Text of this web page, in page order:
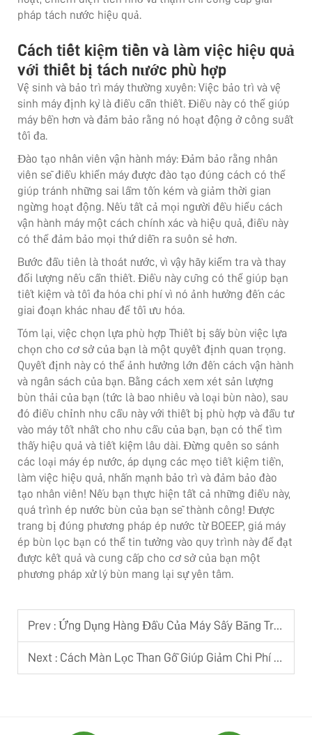
pháp tách nước hiệu quả.
Cách tiết kiệm tiền và làm việc hiệu quả
với thiết bị tách nước phù hợp
Vệ sinh và bảo trì máy thường xuyên: Việc bảo trì và vệ
sinh máy định kỳ là điều cần thiết. Điều này có thể giúp
máy bền hơn và đảm bảo rằng nó hoạt động ở công suất
tối đa.
Đào tạo nhân viên vận hành máy: Đảm bảo rằng nhân
viên sẽ điều khiển máy được đào tạo đúng cách có thể
giúp tránh những sai lầm tốn kém và giảm thời gian
ngừng hoạt động. Nếu tất cả mọi người đều hiểu cách
vận hành máy một cách chính xác và hiệu quả, điều này
có thể đảm bảo mọi thứ diễn ra suôn sẻ hơn.
Bước đầu tiên là thoát nước, vì vậy hãy kiểm tra và thay
đổi lượng nếu cần thiết. Điều này cũng có thể giúp bạn
tiết kiệm và tối đa hóa chi phí vì nó ảnh hưởng đến các
giai đoạn khác nhau để tối ưu hóa.
Tóm lại, việc chọn lựa phù hợp Thiết bị sấy bùn việc lựa
chọn cho cơ sở của bạn là một quyết định quan trọng.
Quyết định này có thể ảnh hưởng lớn đến cách vận hành
và ngân sách của bạn. Bằng cách xem xét sản lượng
bùn thải của bạn (tức là bao nhiêu và loại bùn nào), sau
đó điều chỉnh nhu cầu này với thiết bị phù hợp và đầu tư
vào máy tốt nhất cho nhu cầu của bạn, bạn có thể tìm
thấy hiệu quả và tiết kiệm lâu dài. Đừng quên so sánh
các loại máy ép nước, áp dụng các mẹo tiết kiệm tiền,
làm việc hiệu quả, nhấn mạnh bảo trì và đảm bảo đào
tạo nhân viên! Nếu bạn thực hiện tất cả những điều này,
quá trình ép nước bùn của bạn sẽ thành công! Được
trang bị đúng phương pháp ép nước từ BOEEP, giá máy
ép bùn lọc bạn có thể tin tưởng vào quy trình này để đạt
được kết quả và cung cấp cho cơ sở của bạn một
phương pháp xử lý bùn mang lại sự yên tâm.
Prev : Ứng Dụng Hàng Đầu Của Máy Sấy Băng Trong Ngành Dược Phẩm
Next : Cách Màn Lọc Than Gỗ Giúp Giảm Chi Phí Vận Hành Tại Các Nhà Máy Xử Lý Nước